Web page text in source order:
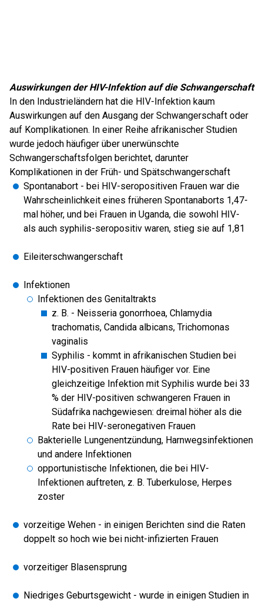
Auswirkungen der HIV-Infektion auf die Schwangerschaft
In den Industrieländern hat die HIV-Infektion kaum
Auswirkungen auf den Ausgang der Schwangerschaft oder
auf Komplikationen. In einer Reihe afrikanischer Studien
wurde jedoch häufiger über unerwünschte
Schwangerschaftsfolgen berichtet, darunter
Komplikationen in der Früh- und Spätschwangerschaft
Spontanabort - bei HIV-seropositiven Frauen war die
Wahrscheinlichkeit eines früheren Spontanaborts 1,47-
mal höher, und bei Frauen in Uganda, die sowohl HIV-
als auch syphilis-seropositiv waren, stieg sie auf 1,81
Eileiterschwangerschaft
Infektionen
Infektionen des Genitaltrakts
z. B. - Neisseria gonorrhoea, Chlamydia
trachomatis, Candida albicans, Trichomonas
vaginalis
Syphilis - kommt in afrikanischen Studien bei
HIV-positiven Frauen häufiger vor. Eine
gleichzeitige Infektion mit Syphilis wurde bei 33
% der HIV-positiven schwangeren Frauen in
Südafrika nachgewiesen: dreimal höher als die
Rate bei HIV-seronegativen Frauen
Bakterielle Lungenentzündung, Harnwegsinfektionen
und andere Infektionen
opportunistische Infektionen, die bei HIV-
Infektionen auftreten, z. B. Tuberkulose, Herpes
zoster
vorzeitige Wehen - in einigen Berichten sind die Raten
doppelt so hoch wie bei nicht-infizierten Frauen
vorzeitiger Blasensprung
Niedriges Geburtsgewicht - wurde in einigen Studien in